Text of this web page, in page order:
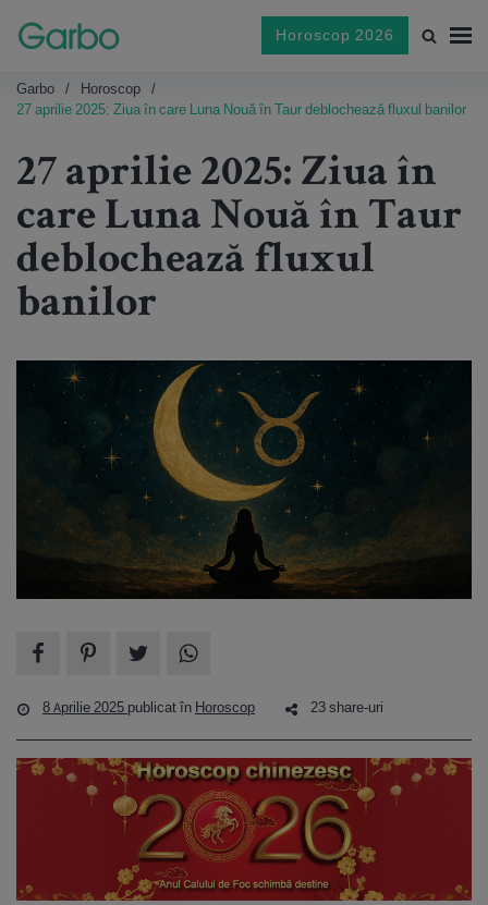
Horoscop 2026
Garbo
Horoscop
27 aprilie 2025: Ziua în care Luna Nouă în Taur deblochează fluxul banilor
27 aprilie 2025: Ziua în
care Luna Nouă în Taur
deblochează fluxul
banilor
8 Aprilie 2025 publicat în Horoscop 23 share-uri